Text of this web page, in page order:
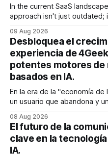
In the current SaaS
approach isn't just outdated;
user experience and a
the battle for customer
09 Aug 2026
Desbloquea el
experiencia de
potentes motores de
basados en IA.
En la era de la "economía
un usuario que abandona y
exactamente lo que estaba
buscarlo. Para las empresas
08 Aug 2026
El futuro de la
clave en la
IA.